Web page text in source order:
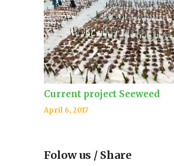
Current project Seeweed
April 6, 2017
Folow us / Share